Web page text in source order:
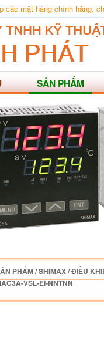
các mặt hàng chính hãng,
SẢN PHẨM
PHẨM/SHIMAX/ĐIỀU
VSL-EI-NNTNN